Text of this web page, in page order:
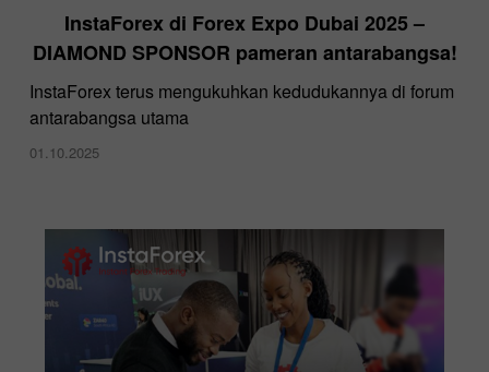
InstaForex di Forex Expo Dubai 2025 –
DIAMOND SPONSOR pameran antarabangsa!
InstaForex terus mengukuhkan kedudukannya di forum
antarabangsa utama
01.10.2025